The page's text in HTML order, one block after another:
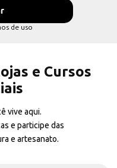
de uso
e Cursos
vive aqui.
e participe das
e artesanato.